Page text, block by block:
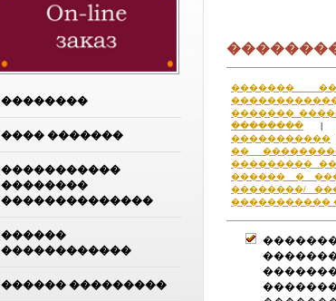
��������
���� �������
�����������
��������
��������������
������
������������
������ ���������
�������
�������
��������
�����������
��
���������
������ �
��������/
�����������